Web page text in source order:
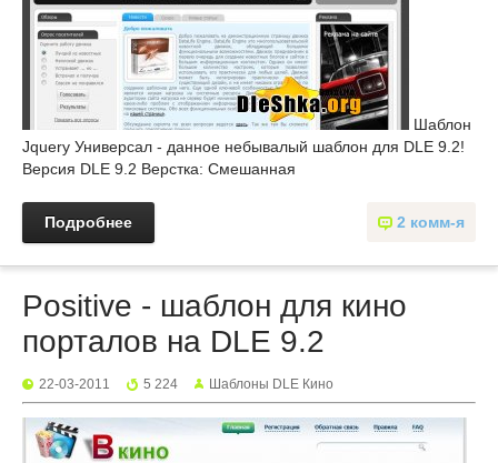
Шаблон
Jquery Универсал - данное небывалый шаблон для DLE 9.2!
Версия DLE 9.2 Верстка: Смешанная
2 комм-я
Подробнее
Positive - шаблон для кино
порталов на DLE 9.2
22-03-2011 5 224 Шаблоны DLE Кино